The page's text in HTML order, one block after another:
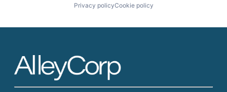
Privacy policyCookie policy